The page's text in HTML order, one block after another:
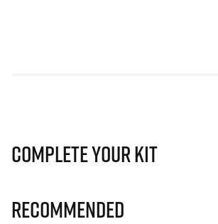
Complete Your Kit
Recommended